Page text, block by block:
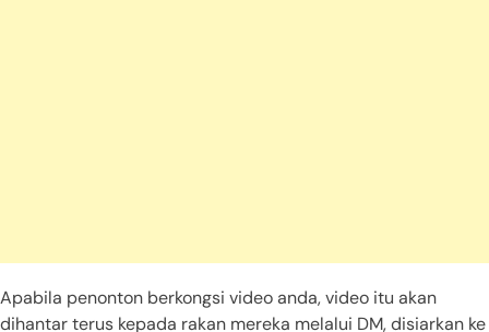
Apabila penonton berkongsi video anda, video itu akan
dihantar terus kepada rakan mereka melalui DM, disiarkan ke